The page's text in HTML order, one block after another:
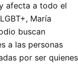
afecta a todo el
María
buscan
a las personas
por ser quienes